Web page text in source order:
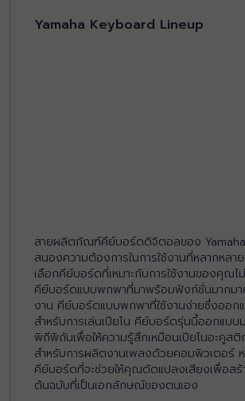
Yamaha Keyboard Lineup
สายผลิตภัณฑ์คีย์บอร์ดดิจิตอลของ
สนองความต้องการในการใช้งานที่หลากหลา
เลือกคีย์บอร์ดที่เหมาะกับการใช้งานของคุณไม่
คีย์บอร์ดแบบพกพาที่มาพร้อมฟังก์ชั่นมากมาย
งาน คีย์บอร์ดแบบพกพาที่ใช้งานง่ายซึ่งออก
สำหรับการเล่นเปียโน คีย์บอร์ดรุ่นนี้ออกแบบ
พิถีพิถันเพื่อให้ความรู้สึกเหมือนเปียโนอะคูส
สำหรับการผลิตงานเพลงด้วยคอมพิวเตอร์
คีย์บอร์ดที่จะช่วยให้คุณดัดแปลงเสียงเพื่อสร้
ต้นฉบับที่เป็นเอกลักษณ์ของตนเอง